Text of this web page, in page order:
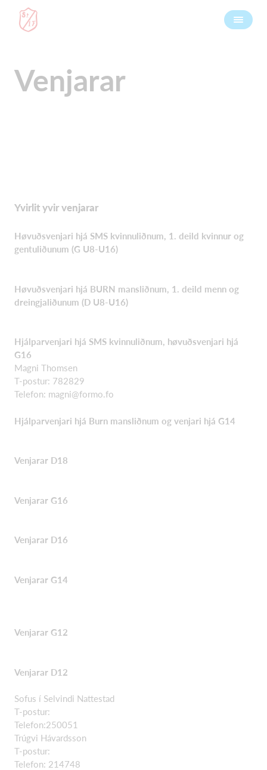
Venjarar
Yvirlit yvir venjarar
Høvuðsvenjari hjá SMS kvinnuliðnum, 1. deild kvinnur og
gentuliðunum (G U8-U16)
Høvuðsvenjari hjá BURN mansliðnum, 1. deild menn og
dreingjaliðunum (D U8-U16)
Hjálparvenjari hjá SMS kvinnuliðnum, høvuðsvenjari hjá
G16
Magni Thomsen
T-postur: 782829
Telefon: magni@formo.fo
Hjálparvenjari hjá Burn mansliðnum og venjari hjá G14
Venjarar D18
Venjarar G16
Venjarar D16
Venjarar G14
Venjarar G12
Venjarar D12
Sofus í Selvindi Nattestad
T-postur:
Telefon:250051
Trúgvi Hávardsson
T-postur:
Telefon: 214748